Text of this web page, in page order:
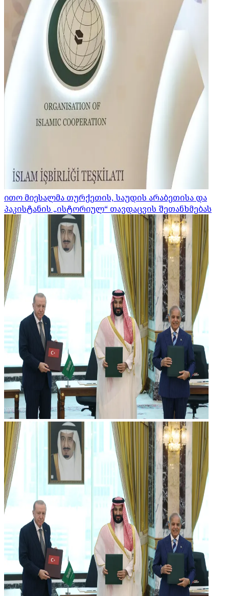
ითო მიესალმა თურქეთის, საუდის არაბეთისა და
პაკისტანის „ისტორიულ“ თავდაცვის შეთანხმებას